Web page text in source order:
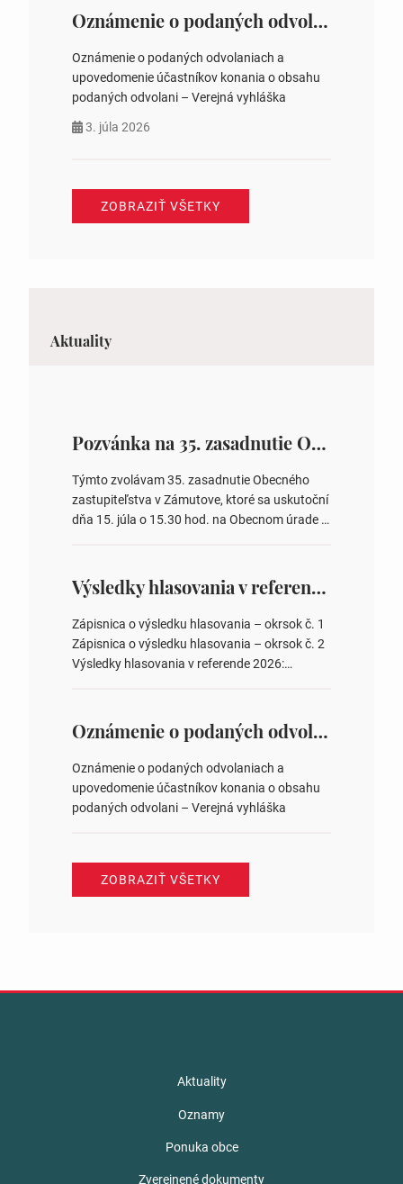
Oznámenie o podaných odvolaniach a upovedomenie účastníkov konania o obsahu podaných odvolani – Verejná vyhláška
Oznámenie o podaných odvolaniach a
upovedomenie účastníkov konania o obsahu
podaných odvolani – Verejná vyhláška
3. júla 2026
ZOBRAZIŤ VŠETKY
Aktuality
Pozvánka na 35. zasadnutie OZ v Zámutove
Týmto zvolávam 35. zasadnutie Obecného
zastupiteľstva v Zámutove, ktoré sa uskutoční
dňa 15. júla o 15.30 hod. na Obecnom úrade v
overovateľov zápisnice 3. Určenie volebných
obvodov pre voľby poslancov obecných
zastupiteľstiev, počtu poslancov obecných
zastupiteľstiev v nich 4. Schválenie odpredaja
obecného pozemku –…
Výsledky hlasovania v referende 2026
Zápisnica o výsledku hlasovania – okrsok č. 1
Zápisnica o výsledku hlasovania – okrsok č. 2
Výsledky hlasovania v referende 2026:
ysledky.html
Oznámenie o podaných odvolaniach a upovedomenie účastníkov konania o obsahu podaných odvolani – Verejná vyhláška
Oznámenie o podaných odvolaniach a
upovedomenie účastníkov konania o obsahu
podaných odvolani – Verejná vyhláška
ZOBRAZIŤ VŠETKY
Aktuality
Oznamy
Ponuka obce
Zverejnené dokumenty